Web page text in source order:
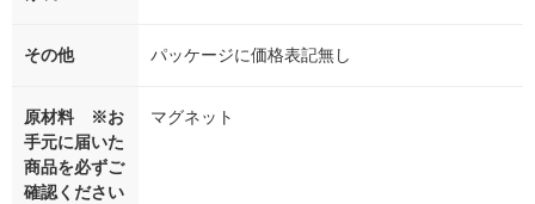
その他 パッケージに価格表記無し
原材料 ※お
手元に届いた
商品を必ずご
確認ください
マグネット